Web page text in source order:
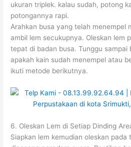
ukuran triplek. kalau sudah, potong
potongannya rapi.
Arahkan busa yang telah menempel
ambil lem secukupnya. Oleskan lem
tepat di badan busa. Tunggu sampai
apakah kain sudah menempel atau
ikuti metode berikutnya.
6. Oleskan Lem di Setiap Dinding
Siapkan lem kemudian oleskan